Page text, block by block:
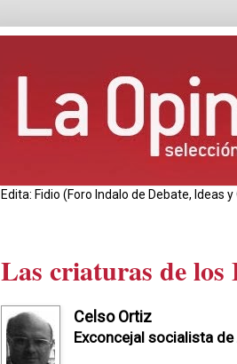
Edita: Fidio (Foro Indalo de Debate,
Las criaturas de los
Celso Ortiz
Exconcejal socialista